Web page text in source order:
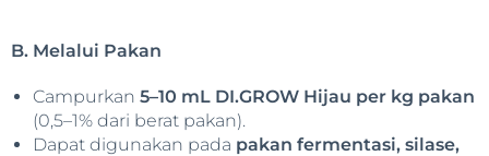
B. Melalui Pakan
Campurkan 5–10 mL DI.GROW Hijau per kg pakan
(0,5–1% dari berat pakan).
Dapat digunakan pada pakan fermentasi, silase,